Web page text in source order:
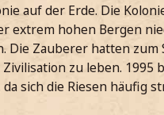
auf der Erde. Die
extrem hohen Bergen
Die Zauberer hatten zum
zu leben. 1995
sich die Riesen häufig